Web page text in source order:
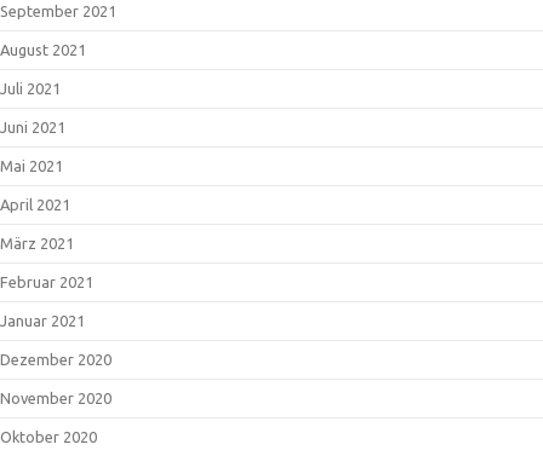
September 2021
August 2021
Juli 2021
Juni 2021
Mai 2021
April 2021
März 2021
Februar 2021
Januar 2021
Dezember 2020
November 2020
Oktober 2020